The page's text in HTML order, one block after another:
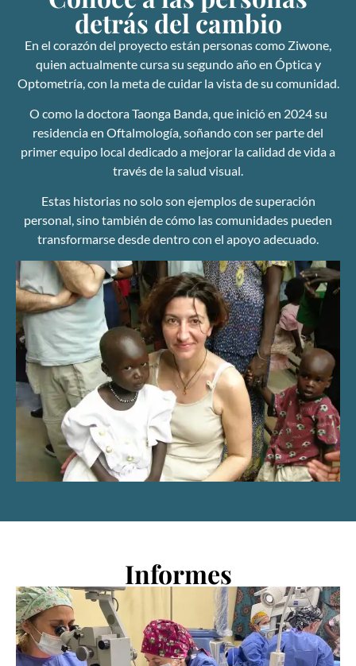
detrás del cambio
En el corazón del proyecto están personas como Ziwone,
quien actualmente cursa su segundo año en Óptica y
Optometría, con la meta de cuidar la vista de su comunidad.
O como la doctora Taonga Banda, que inició en 2024 su
residencia en Oftalmología, soñando con ser parte del
primer equipo local dedicado a mejorar la calidad de vida a
través de la salud visual.
Estas historias no solo son ejemplos de superación
personal, sino también de cómo las comunidades pueden
transformarse desde dentro con el apoyo adecuado.
Informes